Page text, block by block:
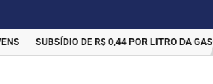
SUBSÍDIO DE R$ 0,44 POR LITRO DA